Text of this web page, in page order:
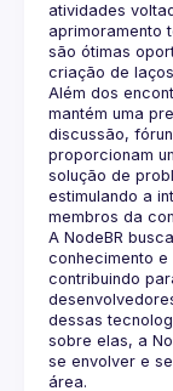
atividades
aprimoramento
são ótimas
Além dos
mantém uma
discussão,
proporcionam
solução de
estimulando a
A NodeBR
conhecimento
contribuindo
dessas
sobre elas, a
se envolver e